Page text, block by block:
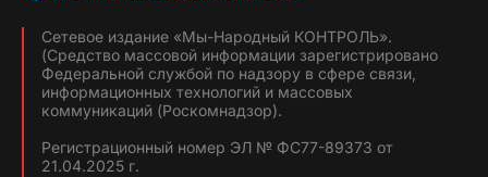
Сетевое издание «Мы-Народный КОНТРОЛЬ».
(Средство массовой информации зарегистрировано
Федеральной службой по надзору в сфере связи,
информационных технологий и массовых
коммуникаций (Роскомнадзор).
Регистрационный номер ЭЛ № ФС77-89373 от
21.04.2025 г.